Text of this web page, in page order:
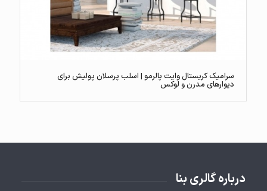
سرامیک کریستال وایت پالرمو | اسلب پرسلان پولیش برای
دیوارهای مدرن و لوکس
درباره گالری بنا